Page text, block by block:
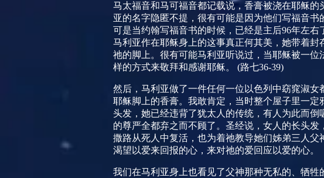
马太福音和马可福音都记载说，香膏被浇在耶稣
亚的名字隐匿不提，很有可能是因为他们写福音
可是当约翰写福音书的时候，已经是主后96年左右
马利亚作在耶稣身上的这事真正何其美，她带着
祂的脚上。很有可能马利亚听说过，当耶稣被一
样的方式来敬拜和感谢耶稣。 (路七36-39)
然后，马利亚做了一件任何一位以色列中窈窕淑
耶稣脚上的香膏。我敢肯定，当时整个屋子里一
头发，她已经违背了犹太人的传统，有人为此而
的尊严全都弃之而不顾了。圣经说，女人的长头发
撒路从死人中复活，也为着祂教导她们姊弟三人
渴望以爱来回报的心，来对祂的爱回应以爱的心。
我们在马利亚身上也看见了父神那种无私的、牺